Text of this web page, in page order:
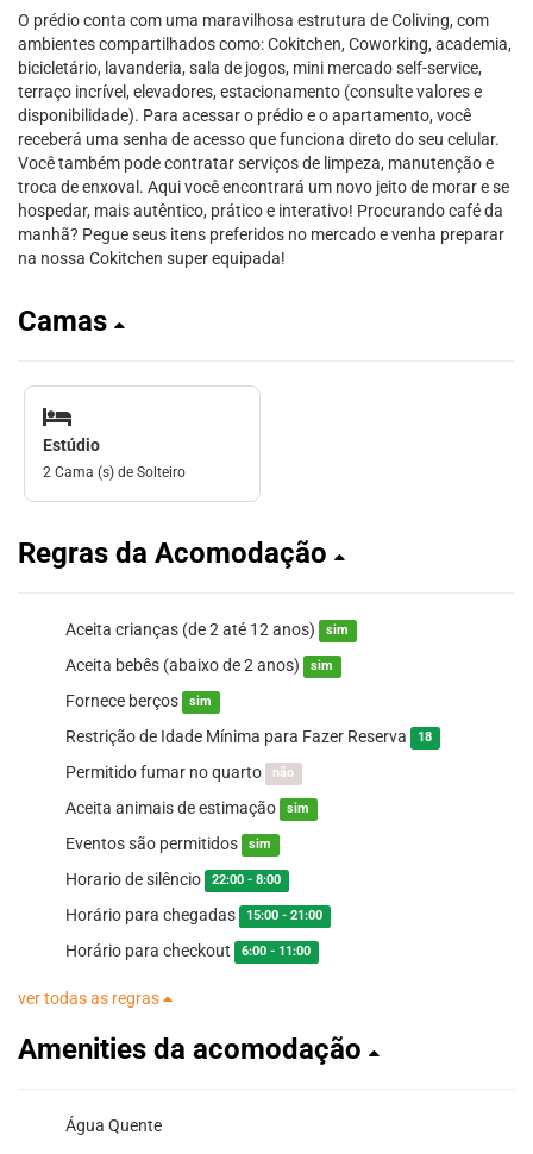
O prédio conta com uma maravilhosa estrutura de Coliving, com
ambientes compartilhados como: Cokitchen, Coworking, academia,
bicicletário, lavanderia, sala de jogos, mini mercado self-service,
terraço incrível, elevadores, estacionamento (consulte valores e
disponibilidade). Para acessar o prédio e o apartamento, você
receberá uma senha de acesso que funciona direto do seu celular.
Você também pode contratar serviços de limpeza, manutenção e
troca de enxoval. Aqui você encontrará um novo jeito de morar e se
hospedar, mais autêntico, prático e interativo! Procurando café da
manhã? Pegue seus itens preferidos no mercado e venha preparar
na nossa Cokitchen super equipada!
Camas
Estúdio
2 Cama (s) de Solteiro
Regras da Acomodação
Aceita crianças (de 2 até 12 anos) sim
Aceita bebês (abaixo de 2 anos) sim
Fornece berços sim
Restrição de Idade Mínima para Fazer Reserva 18
Permitido fumar no quarto não
Aceita animais de estimação sim
Eventos são permitidos sim
Horario de silêncio 22:00 - 8:00
Horário para chegadas 15:00 - 21:00
Horário para checkout 6:00 - 11:00
ver todas as regras
Amenities da acomodação
Água Quente